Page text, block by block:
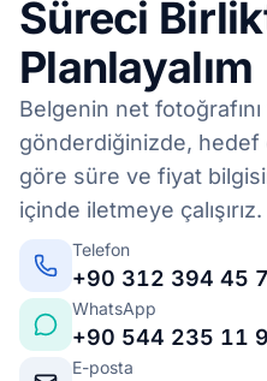
Süreci
Planlayalım
Belgenin net fotoğrafını
gönderdiğinizde, hedef
göre süre ve fiyat
içinde iletmeye çalışırız.
Telefon
+90 312 394 45
WhatsApp
+90 544 235 11
E-posta